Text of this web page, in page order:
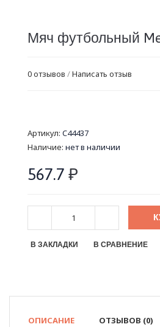
Мяч футбольный
0 отзывов /Написать отзыв
Артикул: C44437
Наличие: нет в наличии
567.7 ₽
В ЗАКЛАДКИ В СРАВНЕНИЕ
ОПИСАНИЕ ОТЗЫВОВ (0)